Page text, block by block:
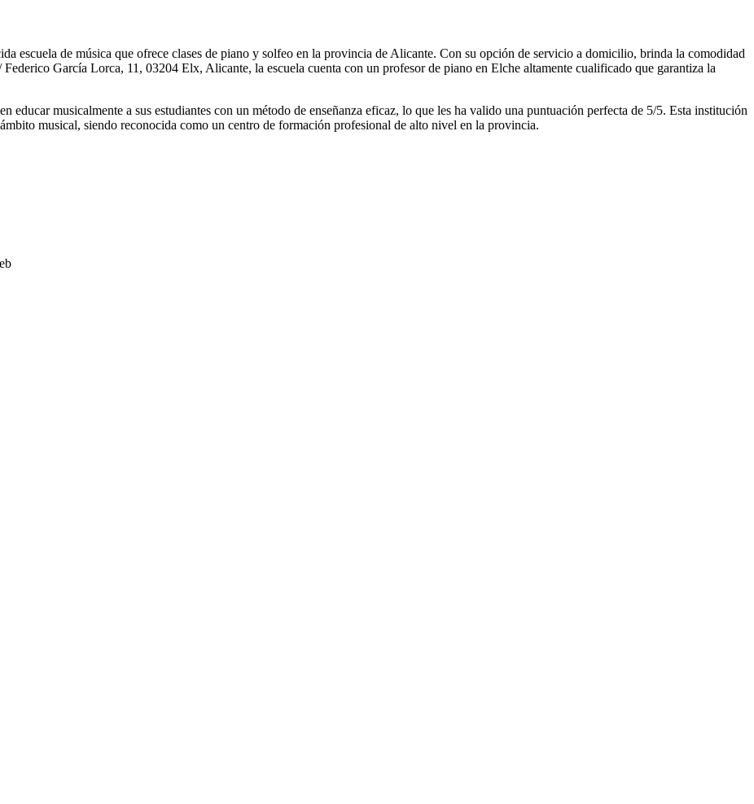
escuela de música que ofrece clases de piano y solfeo en la provincia de Alicante. Con su opción de servicio a domicilio, brinda la comodidad
García Lorca, 11, 03204 Elx, Alicante, la escuela cuenta con un profesor de piano en Elche altamente cualificado que garantiza la
educar musicalmente a sus estudiantes con un método de enseñanza eficaz, lo que les ha valido una puntuación perfecta de 5/5. Esta institución
musical, siendo reconocida como un centro de formación profesional de alto nivel en la provincia.